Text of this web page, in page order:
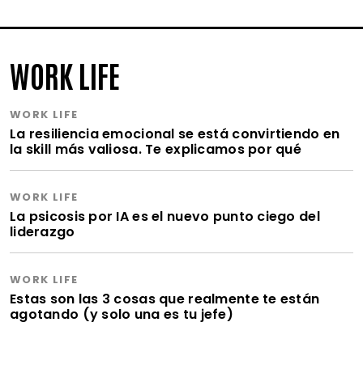
WORK LIFE
WORK LIFE
La resiliencia emocional se está convirtiendo en
la skill más valiosa. Te explicamos por qué
WORK LIFE
La psicosis por IA es el nuevo punto ciego del
liderazgo
WORK LIFE
Estas son las 3 cosas que realmente te están
agotando (y solo una es tu jefe)